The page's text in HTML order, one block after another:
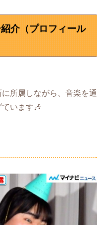
介（プロフィール
所属しながら、音楽を通
います🎶